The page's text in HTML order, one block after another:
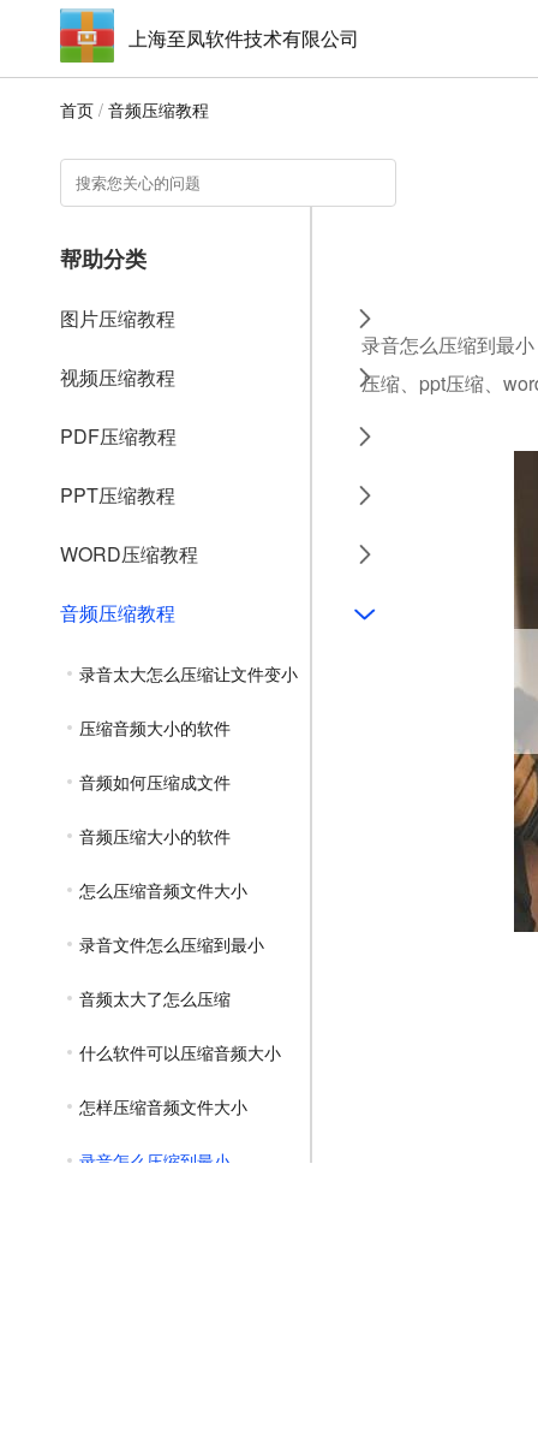
上海至凤软件技术有限公司
首页 / 音频压缩教程
帮助分类
图片压缩教程
视频压缩教程
PDF压缩教程
PPT压缩教程
WORD压缩教程
音频压缩教程
录音太大怎么压缩让文件变小
压缩音频大小的软件
音频如何压缩成文件
音频压缩大小的软件
怎么压缩音频文件大小
录音文件怎么压缩到最小
音频太大了怎么压缩
什么软件可以压缩音频大小
怎样压缩音频文件大小
录音怎么压缩到最小
录音怎么压缩到最
压缩、ppt压缩、